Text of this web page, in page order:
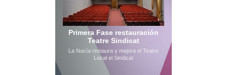
Primera Fase restauración
Teatre Sindicat
La Nucía restaura y mejora el Teatre
Local el Sindicat